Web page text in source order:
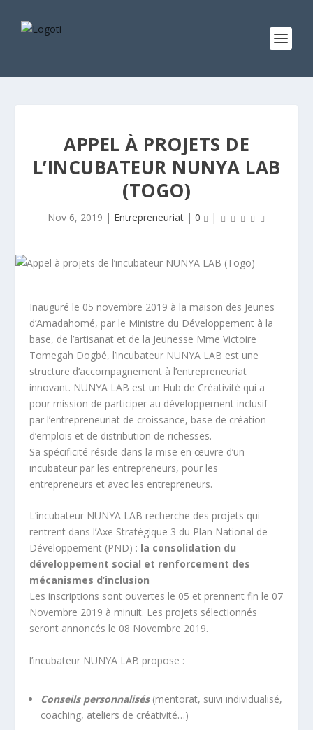
APPEL À PROJETS DE
L’INCUBATEUR NUNYA LAB
(TOGO)
Nov 6, 2019 | Entrepreneuriat | 0 |
Inauguré le 05 novembre 2019 à la maison des Jeunes
d’Amadahomé, par le Ministre du Développement à la
base, de l’artisanat et de la Jeunesse Mme Victoire
Tomegah Dogbé, l’incubateur NUNYA LAB est une
structure d’accompagnement à l’entrepreneuriat
innovant. NUNYA LAB est un Hub de Créativité qui a
pour mission de participer au développement inclusif
par l’entrepreneuriat de croissance, base de création
d’emplois et de distribution de richesses.
Sa spécificité réside dans la mise en œuvre d’un
incubateur par les entrepreneurs, pour les
entrepreneurs et avec les entrepreneurs.
L’incubateur NUNYA LAB recherche des projets qui
rentrent dans l’Axe Stratégique 3 du Plan National de
Développement (PND) : la consolidation du
développement social et renforcement des
mécanismes d’inclusion
Les inscriptions sont ouvertes le 05 et prennent fin le 07
Novembre 2019 à minuit. Les projets sélectionnés
seront annoncés le 08 Novembre 2019.
l’incubateur NUNYA LAB propose :
Conseils personnalisés(mentorat, suivi individualisé,
coaching, ateliers de créativité…)